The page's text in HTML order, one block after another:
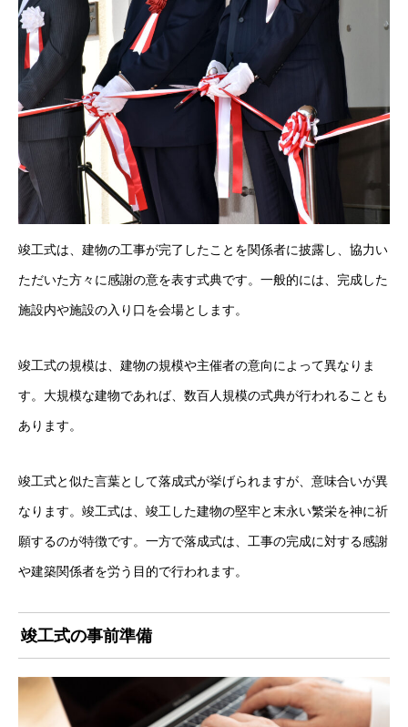
竣工式は、建物の工事が完了したことを関係者に披露し、協力い
ただいた方々に感謝の意を表す式典です。一般的には、完成した
施設内や施設の入り口を会場とします。
竣工式の規模は、建物の規模や主催者の意向によって異なりま
す。大規模な建物であれば、数百人規模の式典が行われることも
あります。
竣工式と似た言葉として落成式が挙げられますが、意味合いが異
なります。竣工式は、竣工した建物の堅牢と末永い繁栄を神に祈
願するのが特徴です。一方で落成式は、工事の完成に対する感謝
や建築関係者を労う目的で行われます。
竣工式の事前準備